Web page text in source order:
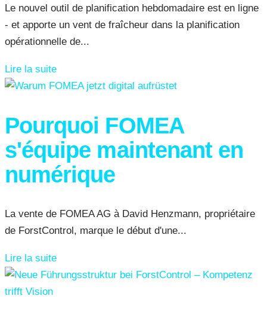
Le nouvel outil de planification hebdomadaire est en ligne
- et apporte un vent de fraîcheur dans la planification
opérationnelle de...
Lire la suite
Pourquoi FOMEA
s'équipe maintenant en
numérique
La vente de FOMEA AG à David Henzmann, propriétaire
de ForstControl, marque le début d'une...
Lire la suite